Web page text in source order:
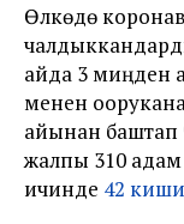
Өлкөдө
айда 3 миңден
менен
айынан баштап
жалпы 310
ичинде 42